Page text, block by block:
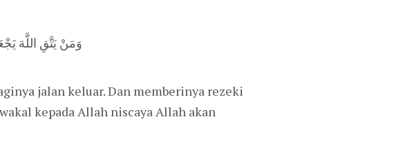
وَمَنْ يَتَّقِ اللَّهَ يَجْعَلْ لَهُ مَخْرَجًا (2) وَيَرْزُقْهُ مِنْ
jalan keluar. Dan memberinya rezeki
kepada Allah niscaya Allah akan